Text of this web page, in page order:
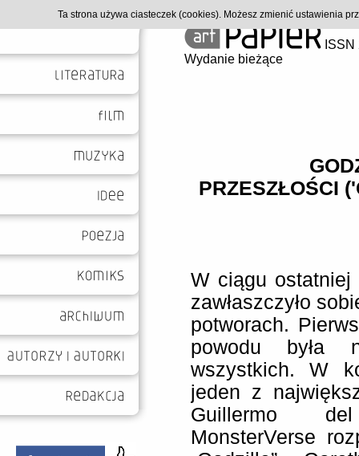
Wydanie bieżące
PRZESZŁOŚCI
W ciągu ostatniej
zawłaszczyło
potworach.
powodu była
wszystkich. W
jeden z
Guillermo
MonsterVerse
Ta strona używa ciasteczek (cookies). Możesz zmienić ustawienia